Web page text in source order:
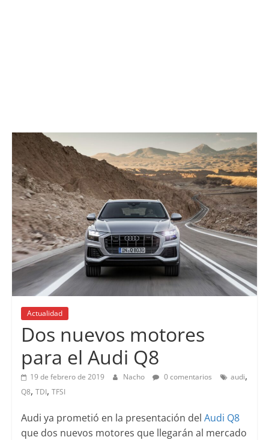
Actualidad
Dos nuevos motores
para el Audi Q8
19 de febrero de 2019 Nacho 0 comentarios audi,
Q8, TDI, TFSI
Audi ya prometió en la presentación del Audi Q8
que dos nuevos motores que llegarán al mercado